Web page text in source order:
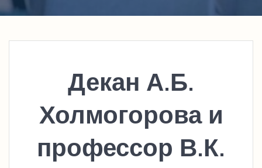
Декан А.Б.
Холмогорова и
профессор В.К.